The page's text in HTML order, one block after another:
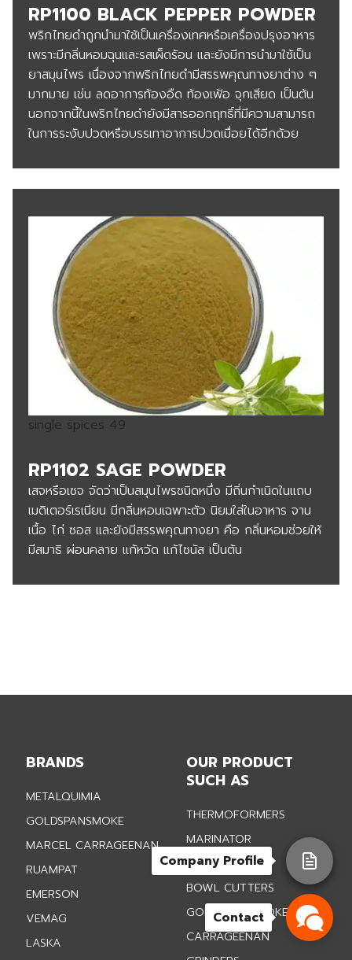
RP1100 BLACK PEPPER POWDER
พริกไทยดำถูกนำมาใช้เป็นเครื่องเทศหรือเครื่องปรุงอาหาร
เพราะมีกลิ่นหอมฉุนและรสเผ็ดร้อน และยังมีการนำมาใช้เป็น
ยาสมุนไพร เนื่องจากพริกไทยดำมีสรรพคุณทางยาต่าง ๆ
มากมาย เช่น ลดอาการท้องอืด ท้องเฟ้อ จุกเสียด เป็นต้น
นอกจากนี้ในพริกไทยดำยังมีสารออกฤทธิ์ที่มีความสามารถ
ในการระงับปวดหรือบรรเทาอาการปวดเมื่อยได้อีกด้วย
single spices 49
RP1102 SAGE POWDER
เสจหรือเซจ จัดว่าเป็นสมุนไพรชนิดหนึ่ง มีถิ่นกำเนิดในแถบ
เมดิเตอร์เรเนียน มีกลิ่นหอมเฉพาะตัว นิยมใส่ในอาหาร จาน
เนื้อ ไก่ ซอส และยังมีสรรพคุณทางยา คือ กลิ่นหอมช่วยให้
มีสมาธิ ผ่อนคลาย แก้หวัด แก้ไซนัส เป็นต้น
BRANDS
METALQUIMIA
GOLDSPANSMOKE
MARCEL CARRAGEENAN
RUAMPAT
EMERSON
VEMAG
LASKA
OUR PRODUCT
SUCH AS
THERMOFORMERS
MARINATOR
VACUUM FILLER
BOWL CUTTERS
GOLDSPAN SMOKE
CARRAGEENAN
Company Profile
Contact